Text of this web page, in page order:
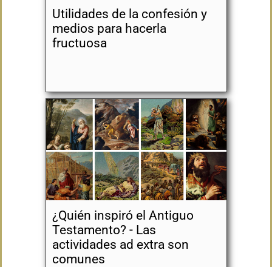
Utilidades de la confesión y
medios para hacerla
fructuosa
¿Quién inspiró el Antiguo
Testamento? - Las
actividades ad extra son
comunes